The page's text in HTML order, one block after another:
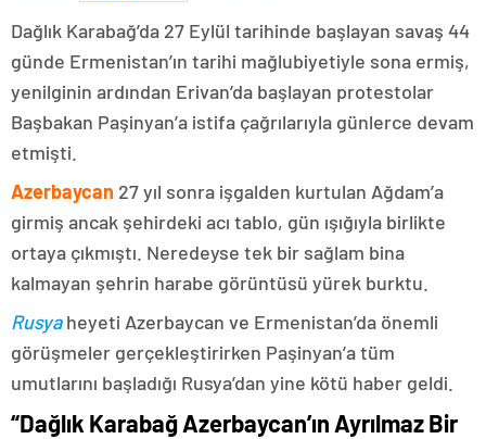
Dağlık Karabağ’da 27 Eylül tarihinde başlayan savaş 44
günde Ermenistan’ın tarihi mağlubiyetiyle sona ermiş,
yenilginin ardından Erivan’da başlayan protestolar
Başbakan Paşinyan’a istifa çağrılarıyla günlerce devam
etmişti.
Azerbaycan 27 yıl sonra işgalden kurtulan Ağdam’a
girmiş ancak şehirdeki acı tablo, gün ışığıyla birlikte
ortaya çıkmıştı. Neredeyse tek bir sağlam bina
kalmayan şehrin harabe görüntüsü yürek burktu.
Rusyaheyeti Azerbaycan ve Ermenistan’da önemli
görüşmeler gerçekleştirirken Paşinyan’a tüm
umutlarını başladığı Rusya’dan yine kötü haber geldi.
“Dağlık Karabağ Azerbaycan’ın Ayrılmaz Bir